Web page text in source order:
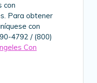
con
Para obtener
con
4792 / (800)
Con